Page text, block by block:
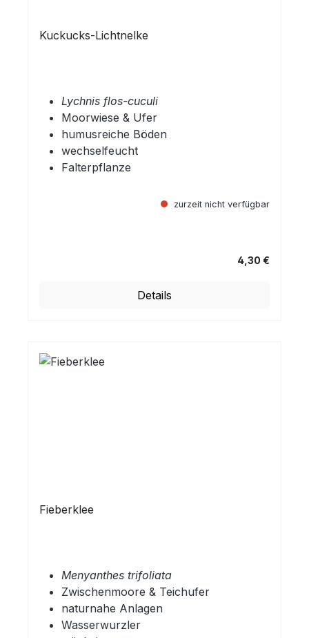
Kuckucks-Lichtnelke
Lychnis flos-cuculi
Moorwiese & Ufer
humusreiche Böden
wechselfeucht
Falterpflanze
zurzeit nicht verfügbar
4,30 €
Details
Fieberklee
Menyanthes trifoliata
Zwischenmoore & Teichufer
naturnahe Anlagen
Wasserwurzler